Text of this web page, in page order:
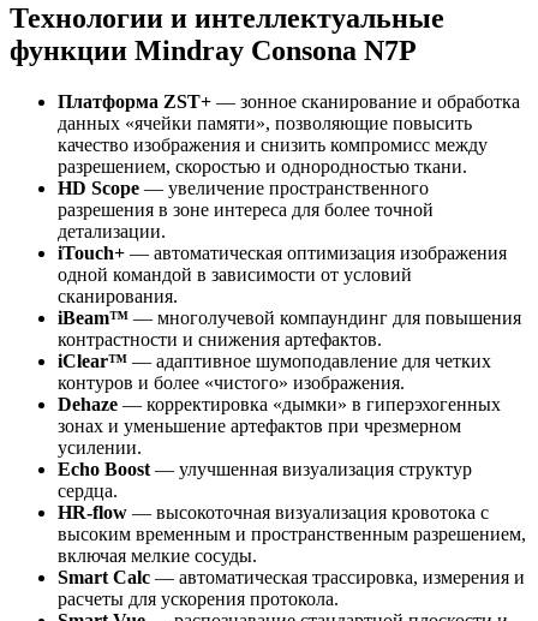
Технологии и интеллектуальные
функции Mindray Consona N7P
Платформа ZST+ — зонное сканирование и обработка
данных «ячейки памяти», позволяющие повысить
качество изображения и снизить компромисс между
разрешением, скоростью и однородностью ткани.
HD Scope — увеличение пространственного
разрешения в зоне интереса для более точной
детализации.
iTouch+ — автоматическая оптимизация изображения
одной командой в зависимости от условий
сканирования.
iBeam™ — многолучевой компаундинг для повышения
контрастности и снижения артефактов.
iClear™ — адаптивное шумоподавление для четких
контуров и более «чистого» изображения.
Dehaze — корректировка «дымки» в гиперэхогенных
зонах и уменьшение артефактов при чрезмерном
усилении.
Echo Boost — улучшенная визуализация структур
сердца.
HR-flow — высокоточная визуализация кровотока с
высоким временным и пространственным разрешением,
включая мелкие сосуды.
Smart Calc — автоматическая трассировка, измерения и
расчеты для ускорения протокола.